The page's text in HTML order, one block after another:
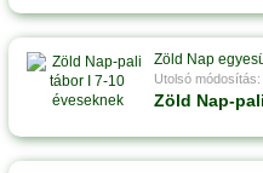
Zöld Nap
Utolsó
Zöld Nap-